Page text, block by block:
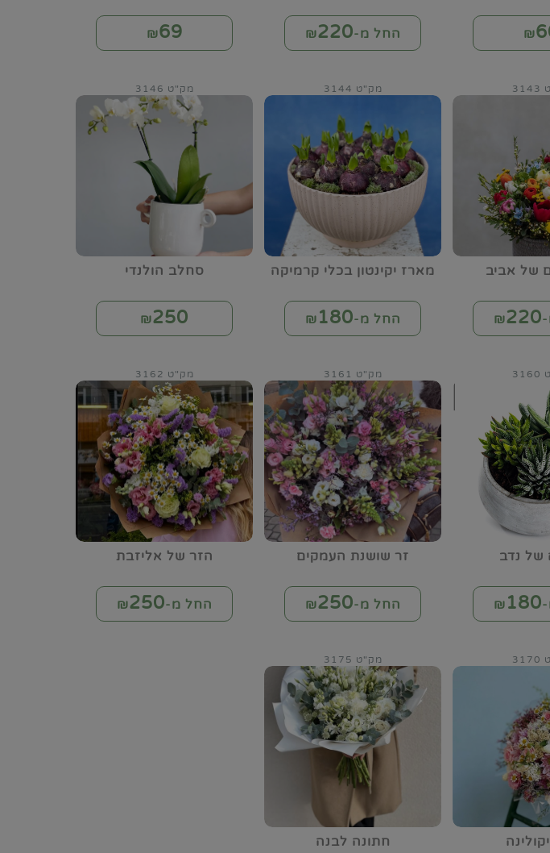
₪ החל מ-₪220
₪69
של אביב
220
מארז יקינטון בכלי קרמיקה
מק"ט 3144
החל מ-₪180
סחלב הולנדי
מק"ט 3146
₪250
של נדב
180
זר שושנת העמקים
מק"ט 3161
החל מ-₪250
הזר של אליזבת
מק"ט 3162
החל מ-₪250
חתונה לבנה
מק"ט 3175